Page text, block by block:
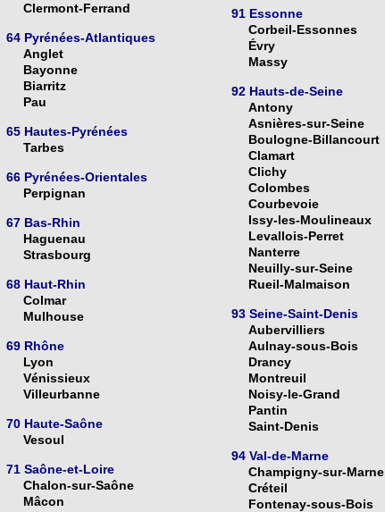
Clermont-Ferrand
64 Pyrénées-Atlantiques
Anglet
Bayonne
Biarritz
Pau
65 Hautes-Pyrénées
Tarbes
66 Pyrénées-Orientales
Perpignan
67 Bas-Rhin
Haguenau
Strasbourg
68 Haut-Rhin
Colmar
Mulhouse
69 Rhône
Lyon
Vénissieux
Villeurbanne
70 Haute-Saône
Vesoul
71 Saône-et-Loire
Chalon-sur-Saône
Mâcon
91 Essonne
Corbeil-Essonnes
Évry
Massy
92 Hauts-de-Seine
Antony
Asnières-sur-Seine
Boulogne-Billancourt
Clamart
Clichy
Colombes
Courbevoie
Issy-les-Moulineaux
Levallois-Perret
Nanterre
Neuilly-sur-Seine
Rueil-Malmaison
93 Seine-Saint-Denis
Aubervilliers
Aulnay-sous-Bois
Drancy
Montreuil
Noisy-le-Grand
Pantin
Saint-Denis
94 Val-de-Marne
Champigny-sur-Marne
Créteil
Fontenay-sous-Bois